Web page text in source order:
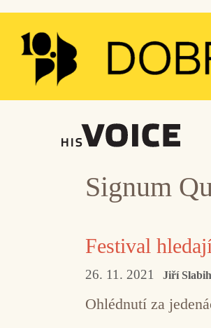
Přeskočit
obsah
Signum
Festival
26. 11. 2021 Jiří
Ohlédnutí za